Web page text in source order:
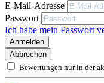
E-Mail-Adresse
Passwort
Ich habe mein Passwort
Anmelden
Abbrechen
Bewertungen nur in der